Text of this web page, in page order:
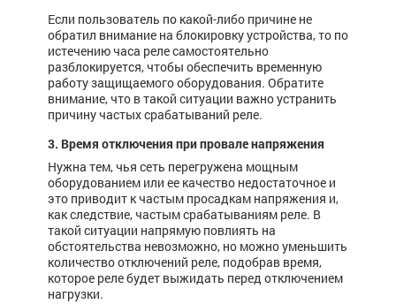
Если пользователь по какой-либо причине не
обратил внимание на блокировку устройства, то по
истечению часа реле самостоятельно
разблокируется, чтобы обеспечить временную
работу защищаемого оборудования. Обратите
внимание, что в такой ситуации важно устранить
причину частых срабатываний реле.
3. Время отключения при провале напряжения
Нужна тем, чья сеть перегружена мощным
оборудованием или ее качество недостаточное и
это приводит к частым просадкам напряжения и,
как следствие, частым срабатываниям реле. В
такой ситуации напрямую повлиять на
обстоятельства невозможно, но можно уменьшить
количество отключений реле, подобрав время,
которое реле будет выжидать перед отключением
нагрузки.